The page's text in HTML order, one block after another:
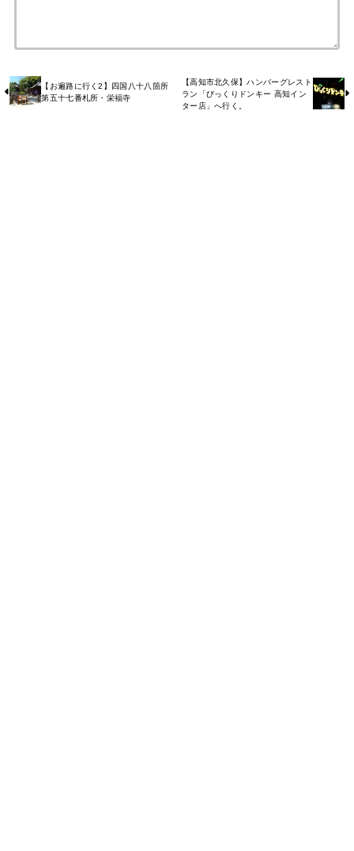
【お遍路に行く2】四国八十八箇所
第五十七番札所・栄福寺
【高知市北久保】ハンバーグレスト
ラン「びっくりドンキー 高知イン
ター店」へ行く。